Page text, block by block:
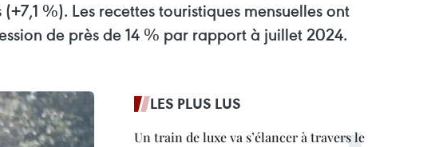
%). Les recettes touristiques mensuelles ont
de près de 14 % par rapport à juillet 2024.
LES PLUS LUS
Un train de luxe va s’élancer à travers le